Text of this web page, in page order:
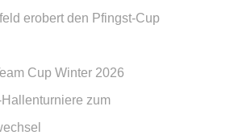
erobert den Pfingst-Cup
Cup Winter 2026
zum